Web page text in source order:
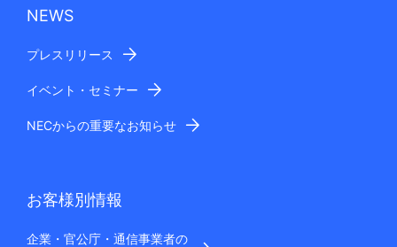
NEWS
プレスリリース
イベント・セミナー
NECからの重要なお知らせ
お客様別情報
企業・官公庁・通信事業者の